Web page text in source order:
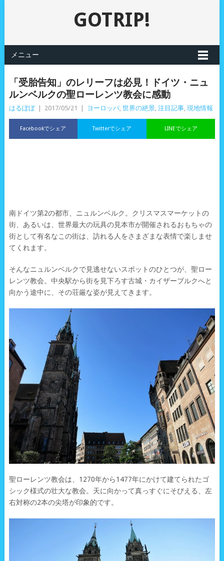
GOTRIP!
メニュー
「受胎告知」のレリーフは必見！ドイツ・ニュ
ルンベルクの聖ローレンツ教会に感動
はるぼぼ 2017/05/21 ヨーロッパ, 世界の絶景, 注目記事, 現地情報
Facebookでシェア LINEでシェア
Twitterでシェア
南ドイツ第2の都市、ニュルンベルク。クリスマスマーケットの
街、あるいは、世界最大の玩具の見本市が開催されるおもちゃの
街として有名なこの街は、訪れる人をさまざまな表情で楽しませ
てくれます。
そんなニュルンベルクで見逃せないスポットのひとつが、聖ロー
レンツ教会。中央駅から街を見下ろす古城・カイザーブルクへと
向かう途中に、その荘厳な姿が見えてきます。
聖ローレンツ教会は、1270年から1477年にかけて建てられたゴ
シック様式の壮大な教会。天に向かって真っすぐにそびえる、左
右対称の2本の尖塔が印象的です。